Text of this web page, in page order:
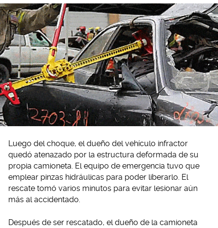
Luego del choque, el dueño del vehículo infractor
quedó atenazado por la estructura deformada de su
propia camioneta. El equipo de emergencia tuvo que
emplear pinzas hidráulicas para poder liberarlo. El
rescate tomó varios minutos para evitar lesionar aún
más al accidentado.
Después de ser rescatado, el dueño de la camioneta